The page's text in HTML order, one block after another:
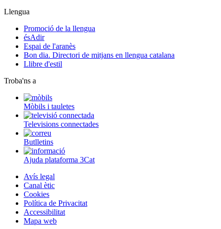
Llengua
Promoció de la llengua
ésAdir
Espai de l'aranès
Bon dia. Directori de mitjans en llengua catalana
Llibre d'estil
Troba'ns a
Mòbils i tauletes
Televisions connectades
Butlletins
Ajuda plataforma 3Cat
Avís legal
Canal ètic
Cookies
Política de Privacitat
Accessibilitat
Mapa web